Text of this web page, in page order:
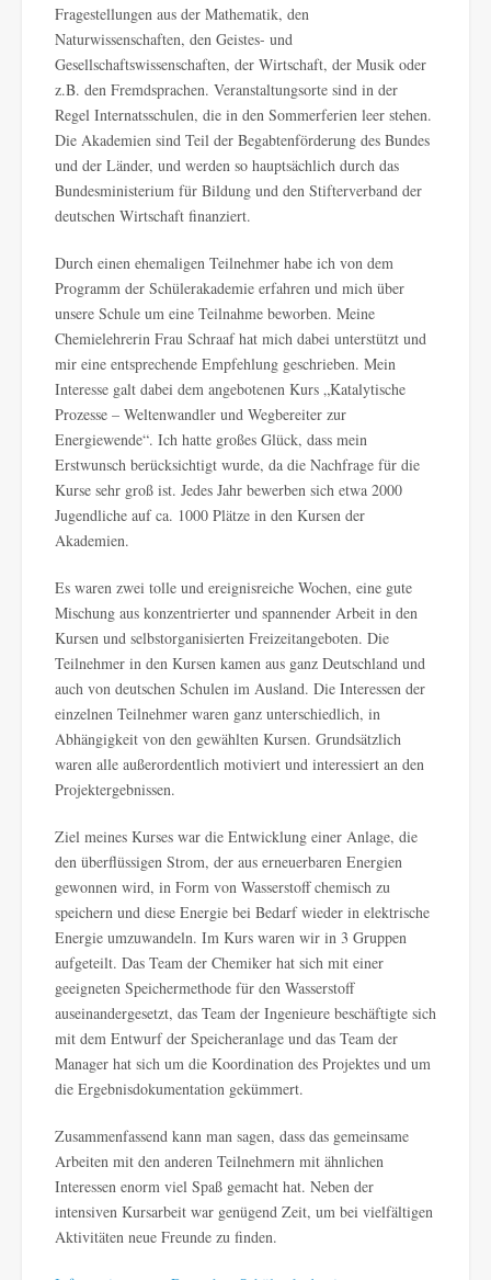
Fragestellungen aus der Mathematik, den
Naturwissenschaften, den Geistes- und
Gesellschaftswissenschaften, der Wirtschaft, der Musik oder
z.B. den Fremdsprachen. Veranstaltungsorte sind in der
Regel Internatsschulen, die in den Sommerferien leer stehen.
Die Akademien sind Teil der Begabtenförderung des Bundes
und der Länder, und werden so hauptsächlich durch das
Bundesministerium für Bildung und den Stifterverband der
deutschen Wirtschaft finanziert.
Durch einen ehemaligen Teilnehmer habe ich von dem
Programm der Schülerakademie erfahren und mich über
unsere Schule um eine Teilnahme beworben. Meine
Chemielehrerin Frau Schraaf hat mich dabei unterstützt und
mir eine entsprechende Empfehlung geschrieben. Mein
Interesse galt dabei dem angebotenen Kurs „Katalytische
Prozesse – Weltenwandler und Wegbereiter zur
Energiewende“. Ich hatte großes Glück, dass mein
Erstwunsch berücksichtigt wurde, da die Nachfrage für die
Kurse sehr groß ist. Jedes Jahr bewerben sich etwa 2000
Jugendliche auf ca. 1000 Plätze in den Kursen der
Akademien.
Es waren zwei tolle und ereignisreiche Wochen, eine gute
Mischung aus konzentrierter und spannender Arbeit in den
Kursen und selbstorganisierten Freizeitangeboten. Die
Teilnehmer in den Kursen kamen aus ganz Deutschland und
auch von deutschen Schulen im Ausland. Die Interessen der
einzelnen Teilnehmer waren ganz unterschiedlich, in
Abhängigkeit von den gewählten Kursen. Grundsätzlich
waren alle außerordentlich motiviert und interessiert an den
Projektergebnissen.
Ziel meines Kurses war die Entwicklung einer Anlage, die
den überflüssigen Strom, der aus erneuerbaren Energien
gewonnen wird, in Form von Wasserstoff chemisch zu
speichern und diese Energie bei Bedarf wieder in elektrische
Energie umzuwandeln. Im Kurs waren wir in 3 Gruppen
aufgeteilt. Das Team der Chemiker hat sich mit einer
geeigneten Speichermethode für den Wasserstoff
auseinandergesetzt, das Team der Ingenieure beschäftigte sich
mit dem Entwurf der Speicheranlage und das Team der
Manager hat sich um die Koordination des Projektes und um
die Ergebnisdokumentation gekümmert.
Zusammenfassend kann man sagen, dass das gemeinsame
Arbeiten mit den anderen Teilnehmern mit ähnlichen
Interessen enorm viel Spaß gemacht hat. Neben der
intensiven Kursarbeit war genügend Zeit, um bei vielfältigen
Aktivitäten neue Freunde zu finden.